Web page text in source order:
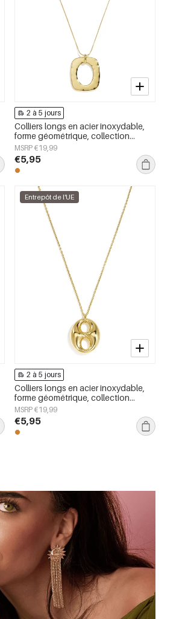
2 à 5 jours
Colliers longs en acier inoxydable,
forme géométrique, collection
simple pour le quotidien, bijoux pour
femmes
MSRP €19,99
€5,95
Entrepôt de l'UE
2 à 5 jours
Colliers longs en acier inoxydable,
forme géométrique, collection
simple pour le quotidien, bijoux pour
femmes
MSRP €19,99
€5,95